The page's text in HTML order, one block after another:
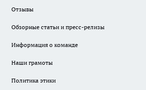
Отзывы
Обзорные статьи и пресс-релизы
Информация о команде
Наши грамоты
Политика этики